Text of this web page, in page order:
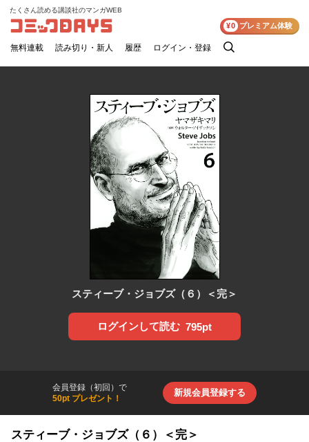
コミックDAYS
たくさん読める講談社のマンガWEB
無料連載 読み切り・新人 履歴 ログイン・登録
検
¥0 プレミアム体験
スティーブ・ジョブズ（６）＜完＞
ログインして読む 795pt
会員登録（初回）で
50pt プレゼント！
新規会員登録する
スティーブ・ジョブズ（６）＜完＞